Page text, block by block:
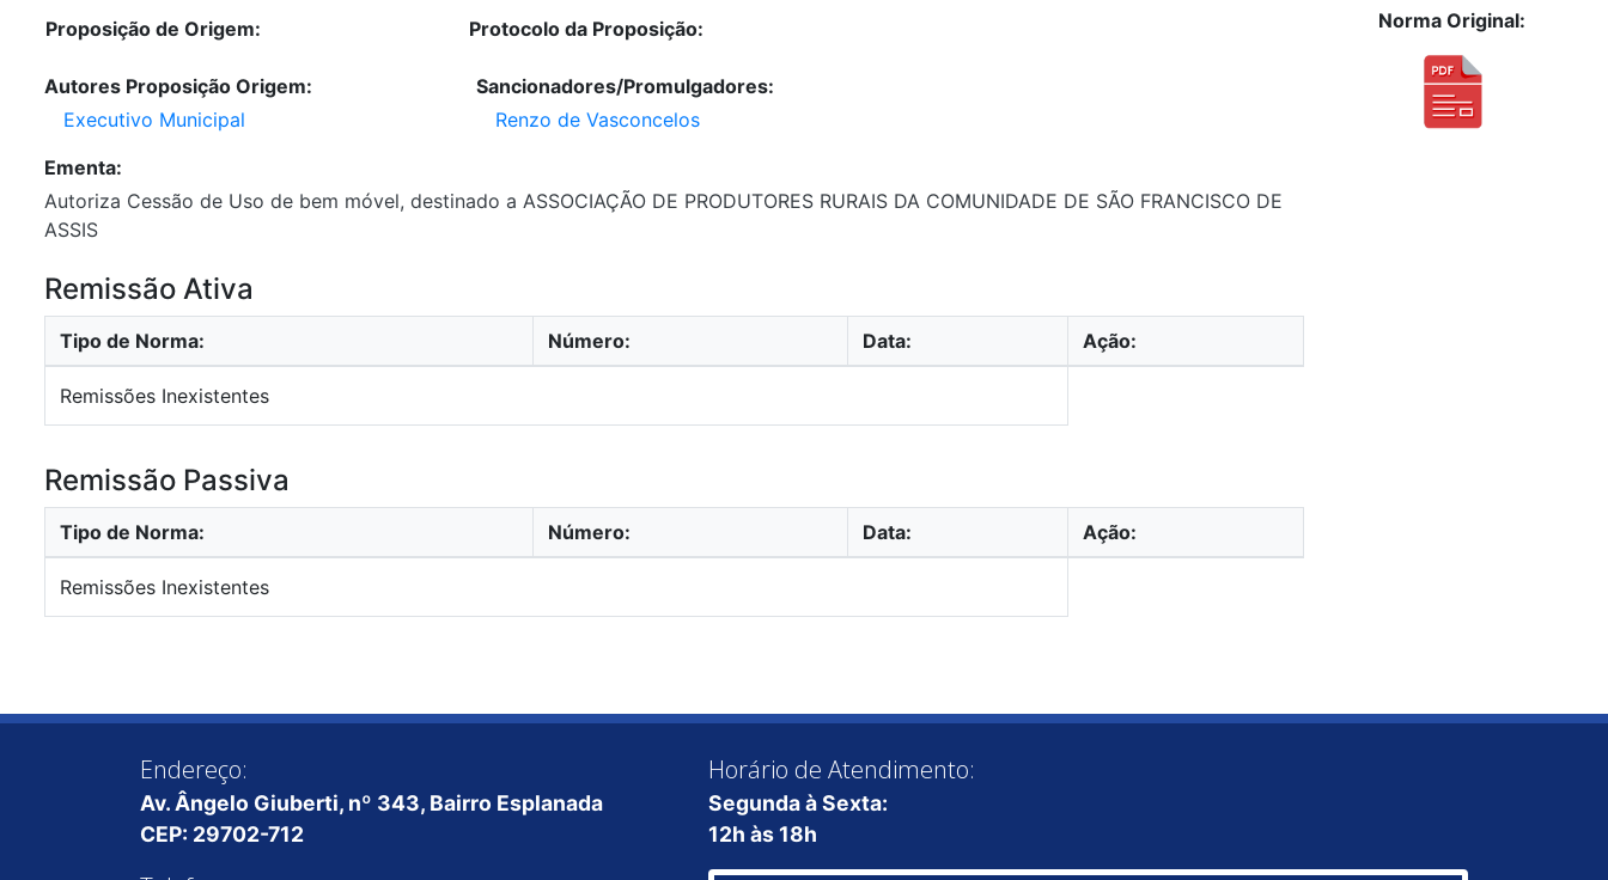
Proposição de Origem: Protocolo da Proposição:
Autores Proposição Origem:
Executivo Municipal
Sancionadores/Promulgadores:
Renzo de Vasconcelos
Ementa:
Autoriza Cessão de Uso de bem móvel, destinado a ASSOCIAÇÃO DE PRODUTORES RURAIS DA COMUNIDADE DE SÃO FRANCISCO DE
ASSIS
Remissão Ativa
Tipo de Norma: Número: Data: Ação:
Remissões Inexistentes
Remissão Passiva
Tipo de Norma: Número: Data: Ação:
Remissões Inexistentes
Norma Original:
Endereço:
Av. Ângelo Giuberti, nº 343, Bairro Esplanada
CEP: 29702-712
Horário de Atendimento:
Segunda à Sexta:
12h às 18h